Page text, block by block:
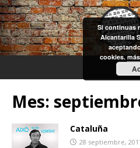
Mes:
Cataluña
28 septiembre,
Si continuas
Alcantarilla
cookies.